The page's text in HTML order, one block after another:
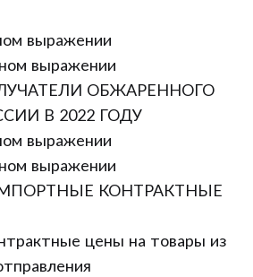
выражении
выражении
ОБЖАРЕННОГО
В 2022 ГОДУ
выражении
выражении
КОНТРАКТНЫЕ
цены на товары из